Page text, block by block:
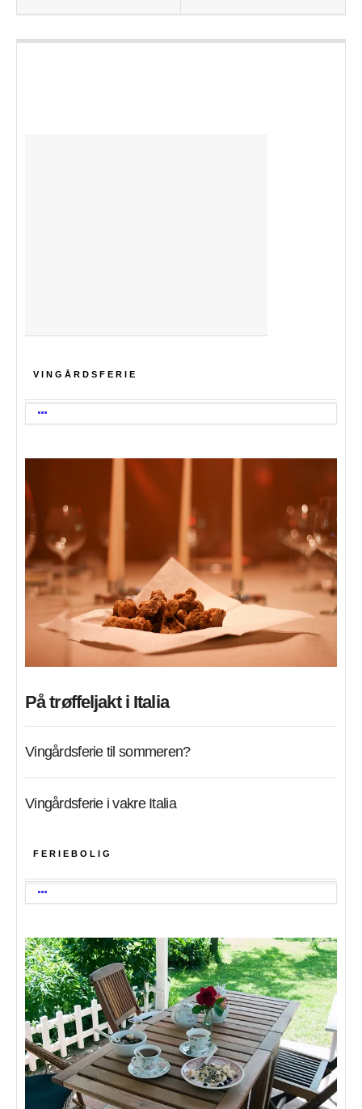
VINGÅRDSFERIE
På trøffeljakt i Italia
Vingårdsferie til sommeren?
Vingårdsferie i vakre Italia
FERIEBOLIG